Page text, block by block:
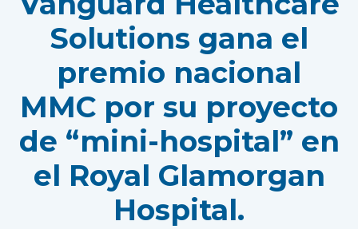
Solutions gana el
premio nacional
MMC por su proyecto
de “mini-hospital” en
el Royal Glamorgan
Hospital.